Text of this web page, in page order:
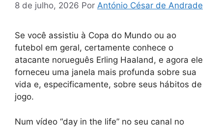
8 de julho, 2026 Por António César de Andrade
Se você assistiu à Copa do Mundo ou ao
futebol em geral, certamente conhece o
atacante norueguês Erling Haaland, e agora ele
forneceu uma janela mais profunda sobre sua
vida e, especificamente, sobre seus hábitos de
jogo.
Num vídeo “day in the life” no seu canal no